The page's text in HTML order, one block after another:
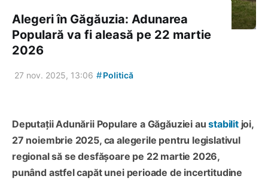
Alegeri în Găgăuzia: Adunarea
Populară va fi aleasă pe 22 martie
2026
27 nov. 2025, 13:06 #Politică
Deputații Adunării Populare a Găgăuziei austabilitjoi,
27 noiembrie 2025, ca alegerile pentru legislativul
regional să se desfășoare pe 22 martie 2026,
punând astfel capăt unei perioade de incertitudine